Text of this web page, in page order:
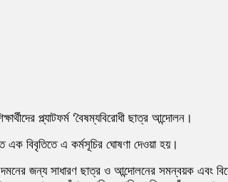
প্ল্যাটফর্ম ‘বৈষম্যবিরোধী ছাত্র আন্দোলন।
এক বিবৃতিতে এ কর্মসূচির ঘোষণা দেওয়া হয়।
জন্য সাধারণ ছাত্র ও আন্দোলনের সমন্বয়ক এবং